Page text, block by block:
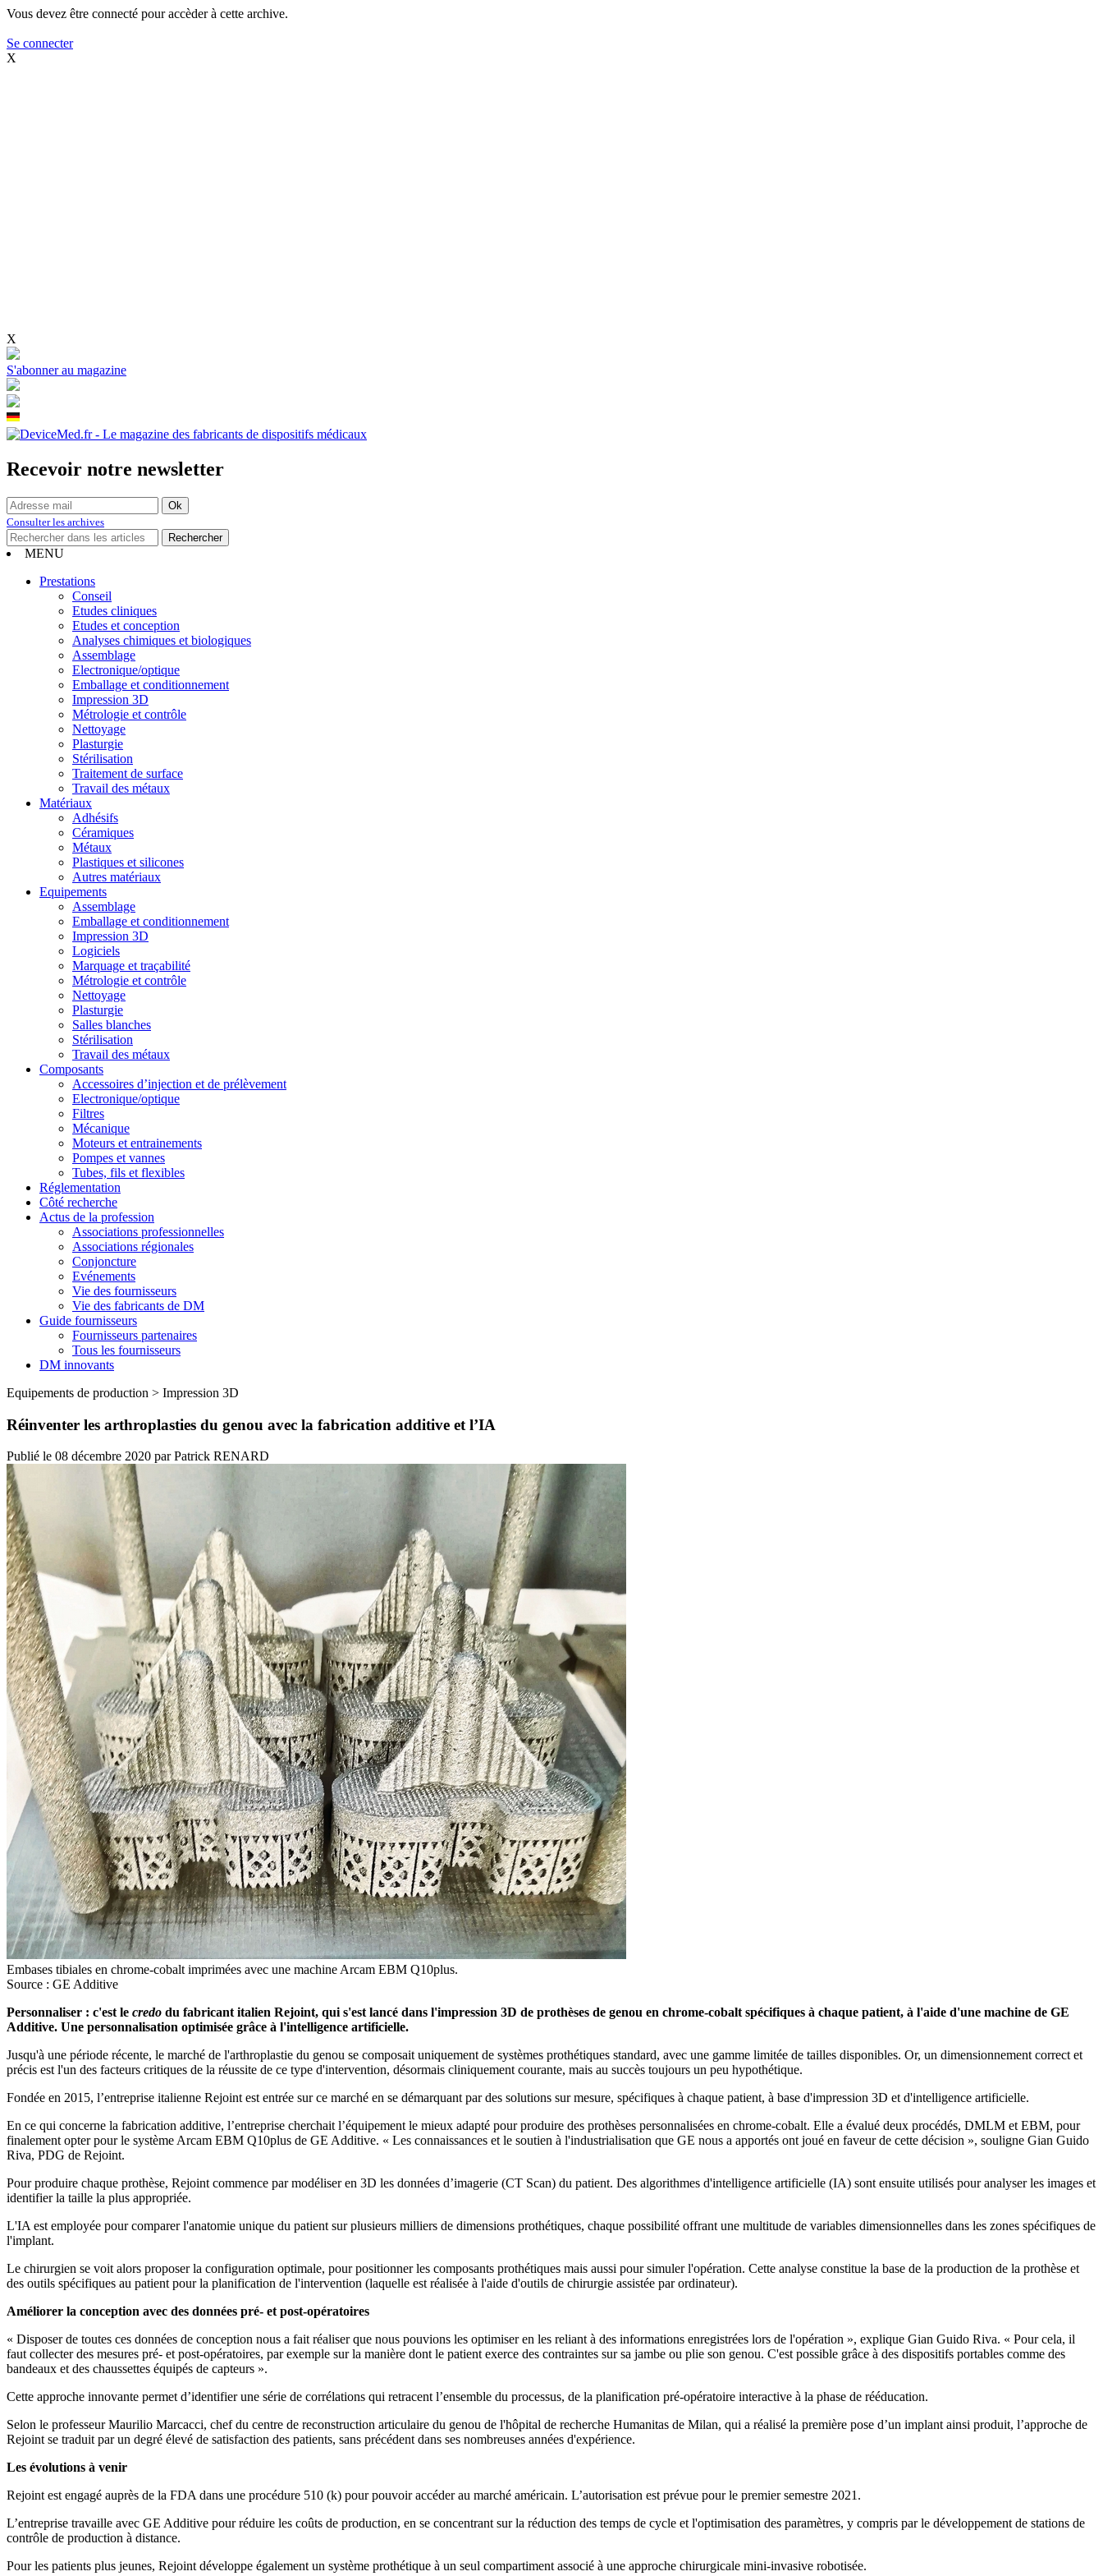
Vous devez être connecté pour accèder à cette archive.
Se connecter
X
X
S'abonner au magazine
Recevoir notre newsletter
Consulter les archives
MENU
Prestations
Conseil
Etudes cliniques
Etudes et conception
Analyses chimiques et biologiques
Assemblage
Electronique/optique
Emballage et conditionnement
Impression 3D
Métrologie et contrôle
Nettoyage
Plasturgie
Stérilisation
Traitement de surface
Travail des métaux
Matériaux
Adhésifs
Céramiques
Métaux
Plastiques et silicones
Autres matériaux
Equipements
Assemblage
Emballage et conditionnement
Impression 3D
Logiciels
Marquage et traçabilité
Métrologie et contrôle
Nettoyage
Plasturgie
Salles blanches
Stérilisation
Travail des métaux
Composants
Accessoires d’injection et de prélèvement
Electronique/optique
Filtres
Mécanique
Moteurs et entrainements
Pompes et vannes
Tubes, fils et flexibles
Réglementation
Côté recherche
Actus de la profession
Associations professionnelles
Associations régionales
Conjoncture
Evénements
Vie des fournisseurs
Vie des fabricants de DM
Guide fournisseurs
Fournisseurs partenaires
Tous les fournisseurs
DM innovants
Equipements de production > Impression 3D
Réinventer les arthroplasties du genou avec la fabrication additive et l’IA
Publié le 08 décembre 2020 parPatrick RENARD
Embases tibiales en chrome-cobalt imprimées avec une machine Arcam EBM Q10plus.
Source : GE Additive
Personnaliser : c'est le credo du fabricant italien Rejoint, qui s'est lancé dans l'impression 3D de prothèses de genou en chrome-cobalt spécifiques à chaque patient, à l'aide d'une machine de GE
Additive. Une personnalisation optimisée grâce à l'intelligence artificielle.
Jusqu'à une période récente, le marché de l'arthroplastie du genou se composait uniquement de systèmes prothétiques standard, avec une gamme limitée de tailles disponibles. Or, un dimensionnement correct et
précis est l'un des facteurs critiques de la réussite de ce type d'intervention, désormais cliniquement courante, mais au succès toujours un peu hypothétique.
Fondée en 2015, l’entreprise italienne Rejoint est entrée sur ce marché en se démarquant par des solutions sur mesure, spécifiques à chaque patient, à base d'impression 3D et d'intelligence artificielle.
En ce qui concerne la fabrication additive, l’entreprise cherchait l’équipement le mieux adapté pour produire des prothèses personnalisées en chrome-cobalt. Elle a évalué deux procédés, DMLM et EBM, pour
finalement opter pour le système Arcam EBM Q10plus de GE Additive. « Les connaissances et le soutien à l'industrialisation que GE nous a apportés ont joué en faveur de cette décision », souligne Gian Guido
Riva, PDG de Rejoint.
Pour produire chaque prothèse, Rejoint commence par modéliser en 3D les données d’imagerie (CT Scan) du patient. Des algorithmes d'intelligence artificielle (IA) sont ensuite utilisés pour analyser les images et
identifier la taille la plus appropriée.
L'IA est employée pour comparer l'anatomie unique du patient sur plusieurs milliers de dimensions prothétiques, chaque possibilité offrant une multitude de variables dimensionnelles dans les zones spécifiques de
l'implant.
Le chirurgien se voit alors proposer la configuration optimale, pour positionner les composants prothétiques mais aussi pour simuler l'opération. Cette analyse constitue la base de la production de la prothèse et
des outils spécifiques au patient pour la planification de l'intervention (laquelle est réalisée à l'aide d'outils de chirurgie assistée par ordinateur).
Améliorer la conception avec des données pré- et post-opératoires
« Disposer de toutes ces données de conception nous a fait réaliser que nous pouvions les optimiser en les reliant à des informations enregistrées lors de l'opération », explique Gian Guido Riva. « Pour cela, il
faut collecter des mesures pré- et post-opératoires, par exemple sur la manière dont le patient exerce des contraintes sur sa jambe ou plie son genou. C'est possible grâce à des dispositifs portables comme des
bandeaux et des chaussettes équipés de capteurs ».
Cette approche innovante permet d’identifier une série de corrélations qui retracent l’ensemble du processus, de la planification pré-opératoire interactive à la phase de rééducation.
Selon le professeur Maurilio Marcacci, chef du centre de reconstruction articulaire du genou de l'hôpital de recherche Humanitas de Milan, qui a réalisé la première pose d’un implant ainsi produit, l’approche de
Rejoint se traduit par un degré élevé de satisfaction des patients, sans précédent dans ses nombreuses années d'expérience.
Les évolutions à venir
Rejoint est engagé auprès de la FDA dans une procédure 510 (k) pour pouvoir accéder au marché américain. L’autorisation est prévue pour le premier semestre 2021.
L’entreprise travaille avec GE Additive pour réduire les coûts de production, en se concentrant sur la réduction des temps de cycle et l'optimisation des paramètres, y compris par le développement de stations de
contrôle de production à distance.
Pour les patients plus jeunes, Rejoint développe également un système prothétique à un seul compartiment associé à une approche chirurgicale mini-invasive robotisée.